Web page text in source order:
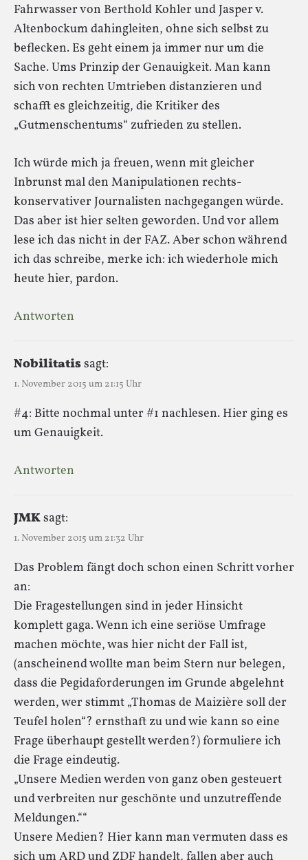
Fahrwasser von Berthold Kohler und Jasper v.
Altenbockum dahingleiten, ohne sich selbst zu
beflecken. Es geht einem ja immer nur um die
Sache. Ums Prinzip der Genauigkeit. Man kann
sich von rechten Umtrieben distanzieren und
schafft es gleichzeitig, die Kritiker des
„Gutmenschentums“ zufrieden zu stellen.
Ich würde mich ja freuen, wenn mit gleicher
Inbrunst mal den Manipulationen rechts-
konservativer Journalisten nachgegangen würde.
Das aber ist hier selten geworden. Und vor allem
lese ich das nicht in der FAZ. Aber schon während
ich das schreibe, merke ich: ich wiederhole mich
heute hier, pardon.
Antworten
Nobilitatissagt:
1. November 2015 um 21:15 Uhr
#4: Bitte nochmal unter #1 nachlesen. Hier ging es
um Genauigkeit.
Antworten
JMKsagt:
1. November 2015 um 21:32 Uhr
Das Problem fängt doch schon einen Schritt vorher
an:
Die Fragestellungen sind in jeder Hinsicht
komplett gaga. Wenn ich eine seriöse Umfrage
machen möchte, was hier nicht der Fall ist,
(anscheinend wollte man beim Stern nur belegen,
dass die Pegidaforderungen im Grunde abgelehnt
werden, wer stimmt „Thomas de Maizière soll der
Teufel holen“? ernsthaft zu und wie kann so eine
Frage überhaupt gestellt werden?) formuliere ich
die Frage eindeutig.
„Unsere Medien werden von ganz oben gesteuert
und verbreiten nur geschönte und unzutreffende
Meldungen.““
Unsere Medien? Hier kann man vermuten dass es